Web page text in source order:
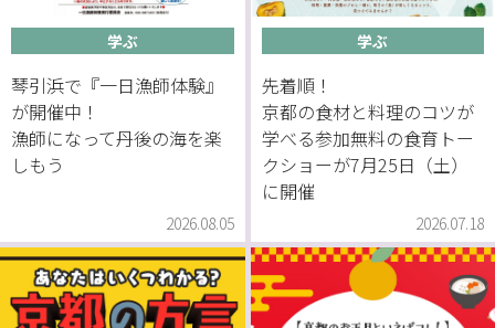
学ぶ
琴引浜で『一日漁師体験』
が開催中！
漁師になって丹後の海を楽
しもう
2026.08.05
学ぶ
先着順！
京都の食材と料理のコツが
学べる参加無料の食育トー
クショーが7月25日（土）
に開催
2026.07.18